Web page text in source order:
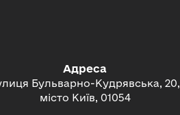
Адреса
Бульварно-Кудрявська, 20,
місто Київ, 01054